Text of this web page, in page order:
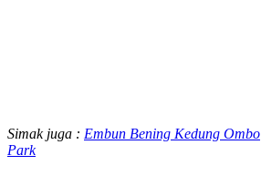
Simak juga : Embun Bening Kedung Ombo
Park